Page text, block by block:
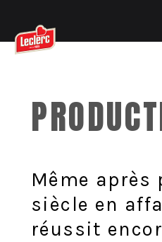
Même après
siècle en
réussit